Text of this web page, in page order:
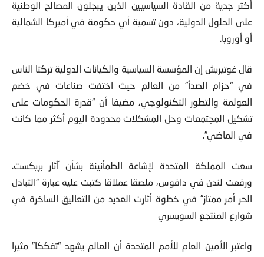
على الحلول الدولية، دون تسمية أي حكومة في أميركا الشمالية
أو أوروبا.
في “حزام الصدأ” من العالم حيث اختفت صناعات في خضم
العولمة والتطور التكنولوجي، مضيفا أن “قدرة الحكومات على
تشكيل المجتمعات وحل المشكلات محدودة اليوم أكثر مما كانت
في الماضي”.
ورفعت لندن في دافوس، ملصقا عملاقا كتبت عليه عبارة “التبادل
الحر أمر ممتاز” في خطوة أثارت العديد من التعاليق الساخرة في
شوارع المنتجع السويسري
للقلق وخصوصا بسبب العلاقات المتوترة بين الولايات المتحدة